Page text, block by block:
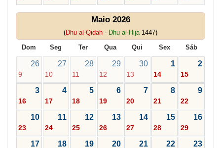
Maio 2026
(Dhu al-Qidah - Dhu al-Hija 1447)
Dom Seg Ter Qua Qui Sex Sáb
26
9
27
10
28
11
29
12
30
13
1
14
2
15
3
16
4
17
5
18
6
19
7
20
8
21
9
22
10
23
11
24
12
25
13
26
14
27
15
28
16
29
17 18 19 20 21 22 23